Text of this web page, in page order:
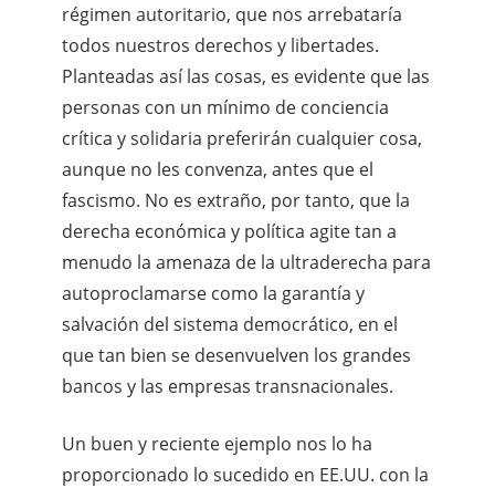
régimen autoritario, que nos arrebataría
todos nuestros derechos y libertades.
Planteadas así las cosas, es evidente que las
personas con un mínimo de conciencia
crítica y solidaria preferirán cualquier cosa,
aunque no les convenza, antes que el
fascismo. No es extraño, por tanto, que la
derecha económica y política agite tan a
menudo la amenaza de la ultraderecha para
autoproclamarse como la garantía y
salvación del sistema democrático, en el
que tan bien se desenvuelven los grandes
bancos y las empresas transnacionales.
Un buen y reciente ejemplo nos lo ha
proporcionado lo sucedido en EE.UU. con la